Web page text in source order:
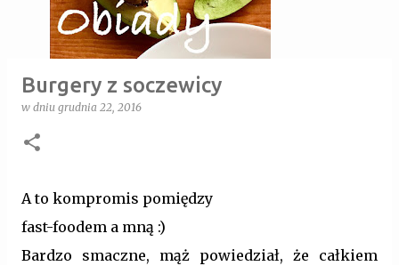
Burgery z soczewicy
w dniu grudnia 22, 2016
A to kompromis pomiędzy
fast-foodem a mną :)
Bardzo smaczne, mąż powiedział, że całkiem